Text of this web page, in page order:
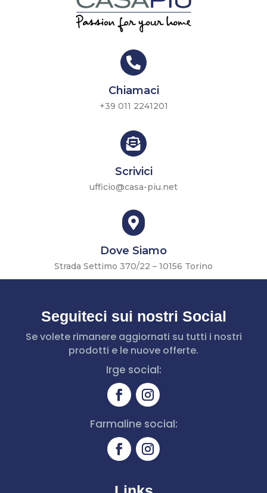

Chiamaci
+39 011 2241201

Scrivici
ufficio@casa-piu.net

Dove Siamo
Strada Settimo 370/22 – 10156 Torino
Seguiteci sui nostri Social
Se volete rimanere aggiornati su tutti i nostri
prodotti e le nuove offerte.
Irge social:
Farmaline social: